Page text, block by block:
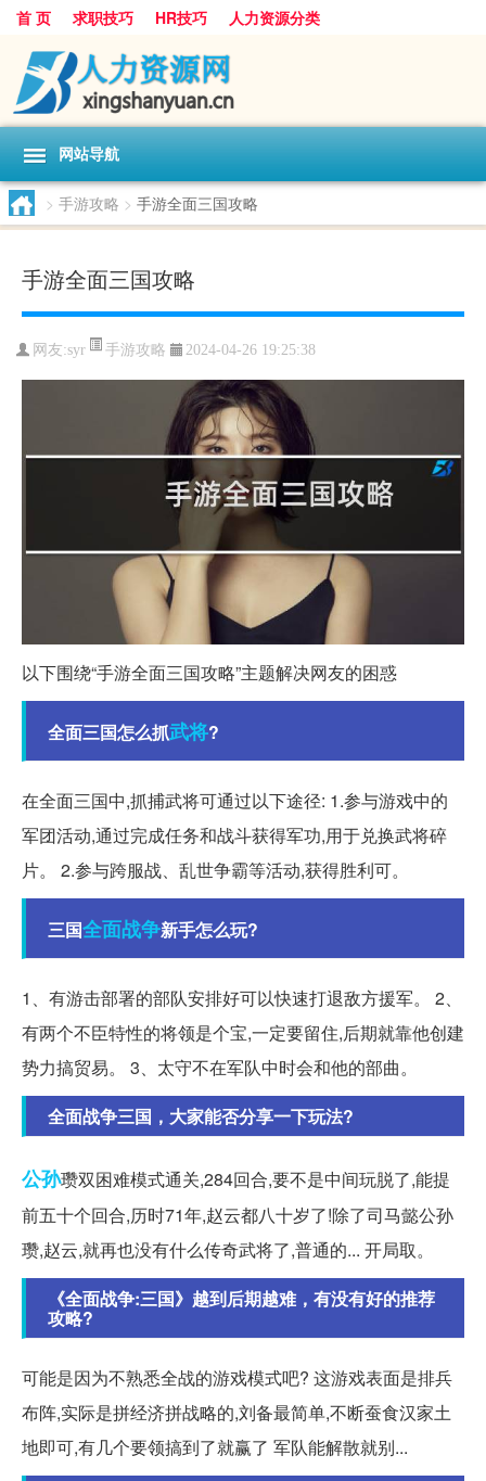
首 页 求职技巧 HR技巧 人力资源分类
网站导航
> 手游攻略 > 手游全面三国攻略
手游全面三国攻略
网友:syr 手游攻略 2024-04-26 19:25:38
以下围绕“手游全面三国攻略”主题解决网友的困惑
全面三国怎么抓武将?
在全面三国中,抓捕武将可通过以下途径: 1.参与游戏中的
军团活动,通过完成任务和战斗获得军功,用于兑换武将碎
片。 2.参与跨服战、乱世争霸等活动,获得胜利可。
三国全面战争新手怎么玩?
1、有游击部署的部队安排好可以快速打退敌方援军。 2、
有两个不臣特性的将领是个宝,一定要留住,后期就靠他创建
势力搞贸易。 3、太守不在军队中时会和他的部曲。
全面战争三国，大家能否分享一下玩法?
公孙瓒双困难模式通关,284回合,要不是中间玩脱了,能提
前五十个回合,历时71年,赵云都八十岁了!除了司马懿公孙
瓒,赵云,就再也没有什么传奇武将了,普通的... 开局取。
《全面战争:三国》越到后期越难，有没有好的推荐
攻略?
可能是因为不熟悉全战的游戏模式吧? 这游戏表面是排兵
布阵,实际是拼经济拼战略的,刘备最简单,不断蚕食汉家土
地即可,有几个要领搞到了就赢了 军队能解散就别...